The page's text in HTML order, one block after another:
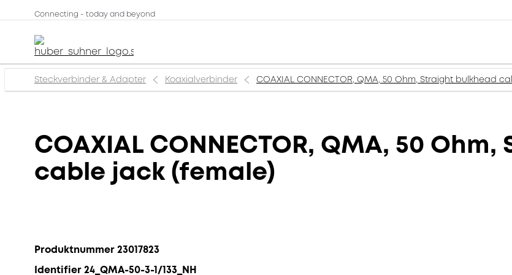
Connecting - today and beyond
Steckverbinder & Adapter Koaxialverbinder COAXIAL CONNECTOR, QMA, 50 Ohm, Straight bulkhead
COAXIAL CONNECTOR, QMA, 50
cable jack (female)
Produktnummer 23017823
Identifier 24_QMA-50-3-1/133_NH